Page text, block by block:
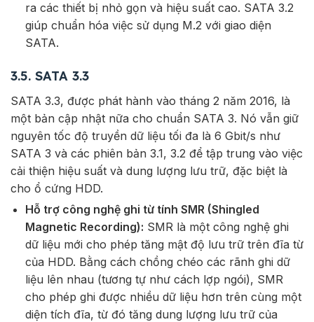
ra các thiết bị nhỏ gọn và hiệu suất cao. SATA 3.2
giúp chuẩn hóa việc sử dụng M.2 với giao diện
SATA.
3.5. SATA 3.3
SATA 3.3, được phát hành vào tháng 2 năm 2016, là
một bản cập nhật nữa cho chuẩn SATA 3. Nó vẫn giữ
nguyên tốc độ truyền dữ liệu tối đa là 6 Gbit/s như
SATA 3 và các phiên bản 3.1, 3.2 để tập trung vào việc
cải thiện hiệu suất và dung lượng lưu trữ, đặc biệt là
cho ổ cứng HDD.
Hỗ trợ công nghệ ghi từ tính SMR (Shingled
Magnetic Recording): SMR là một công nghệ ghi
dữ liệu mới cho phép tăng mật độ lưu trữ trên đĩa từ
của HDD. Bằng cách chồng chéo các rãnh ghi dữ
liệu lên nhau (tương tự như cách lợp ngói), SMR
cho phép ghi được nhiều dữ liệu hơn trên cùng một
diện tích đĩa, từ đó tăng dung lượng lưu trữ của